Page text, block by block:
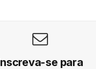
se para